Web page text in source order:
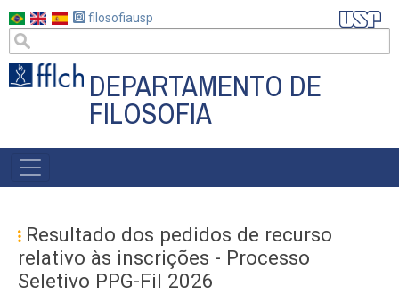
para
conteúdo
principal
filosofiausp
DEPARTAMENTO DE
FILOSOFIA
MAIN
Resultado dos pedidos de recurso
relativo às inscrições - Processo
Seletivo PPG-Fil 2026